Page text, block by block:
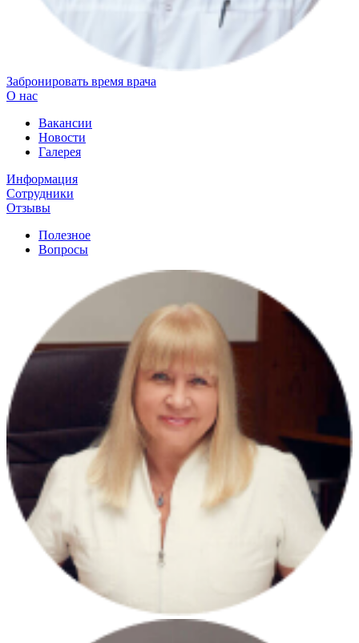
Забронировать время врача
О нас
Вакансии
Новости
Галерея
Информация
Сотрудники
Отзывы
Полезное
Вопросы